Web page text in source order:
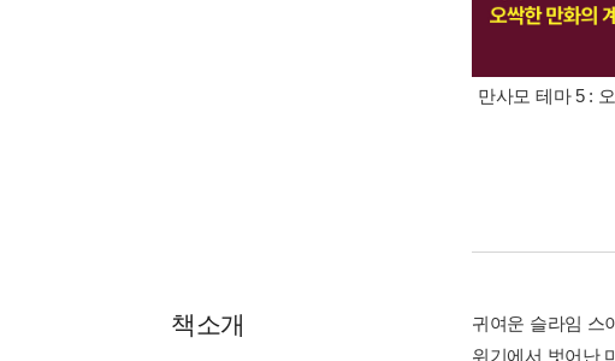
만사모 테마 5 :
책소개
귀여운 슬라임 스
위기에서 벗어난